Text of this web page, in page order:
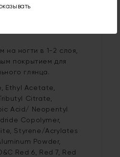
на ногти в 1-2 слоя,
покрытием для
глянца.
Ethyl Acetate,
Citrate,
Acid/ Neopentyl
Copolymer,
Styrene/Acrylates
Powder,
Red 6, Red 7, Red